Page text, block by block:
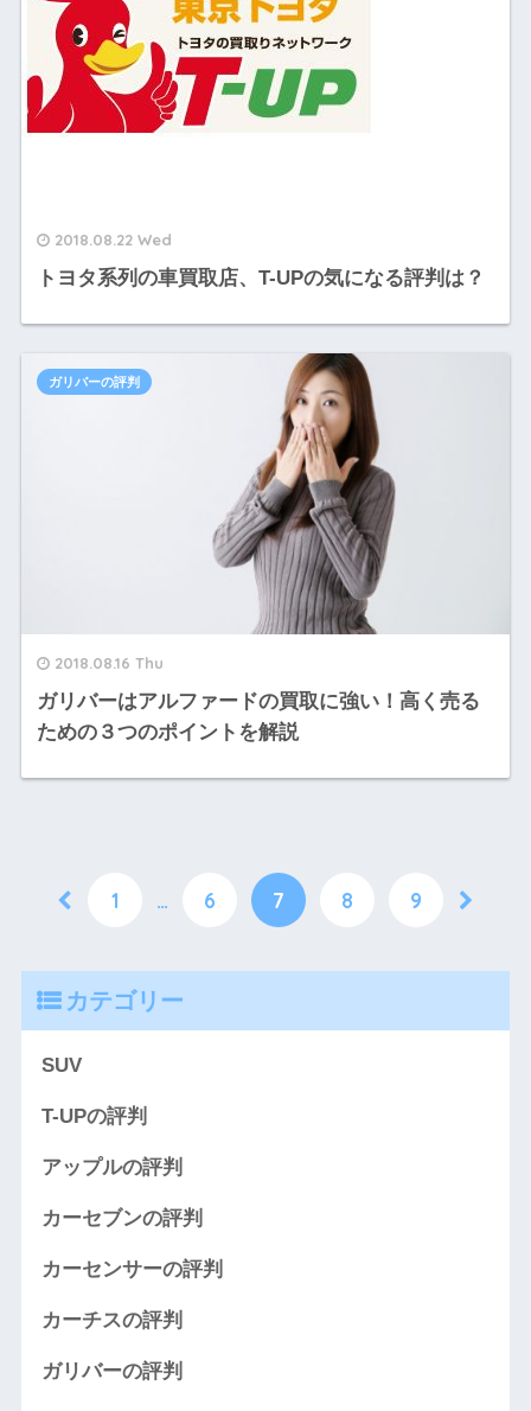
2018.08.22 Wed
トヨタ系列の車買取店、T-UPの気になる評判は？
2018.08.16 Thu
ガリバーはアルファードの買取に強い！高く売る
ための３つのポイントを解説
ガリバーの評判
1 … 6 7 8 9
カテゴリー
SUV
T-UPの評判
アップルの評判
カーセブンの評判
カーセンサーの評判
カーチスの評判
ガリバーの評判